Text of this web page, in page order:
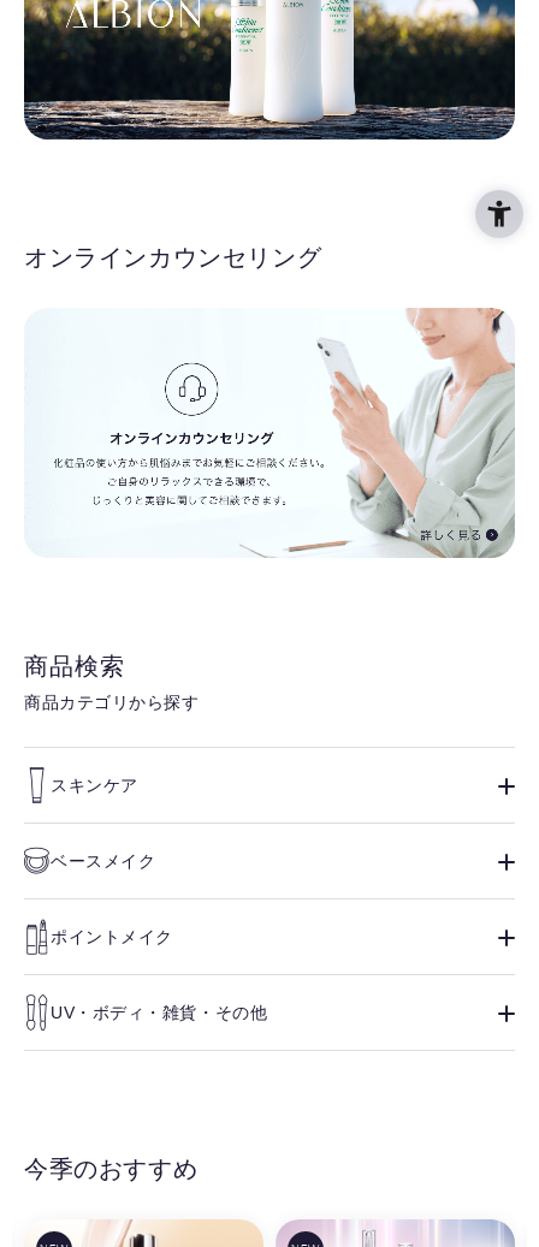
オンラインカウンセリング
商品検索
商品カテゴリから探す
スキンケア
ベースメイク
ポイントメイク
UV・ボディ・雑貨・その他
今季のおすすめ